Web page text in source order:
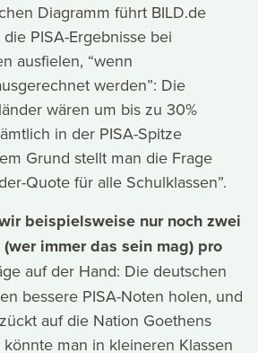
Diagramm führt BILD.de
PISA-Ergebnisse bei
ausfielen, “wenn
werden”: Die
wären um bis zu 30%
in der PISA-Spitze
Grund stellt man die Frage
Quote für alle Schulklassen”.
beispielsweise nur noch zwei
immer das sein mag) pro
auf der Hand: Die deutschen
bessere PISA-Noten holen, und
auf die Nation Goethens
man in kleineren Klassen